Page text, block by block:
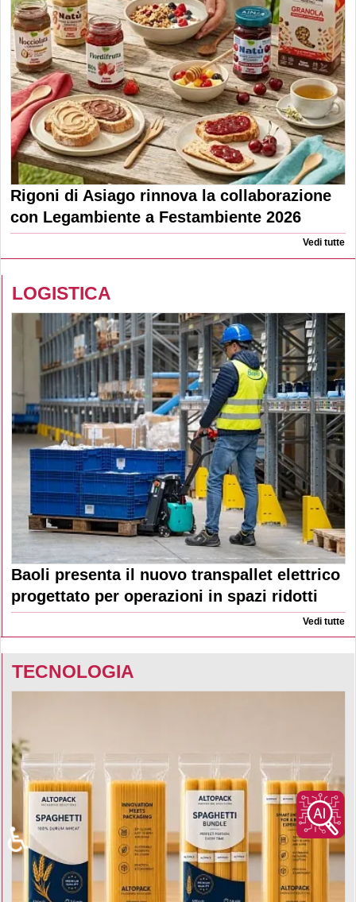
Rigoni di Asiago rinnova la collaborazione
con Legambiente a Festambiente 2026
Vedi tutte
LOGISTICA
Baoli presenta il nuovo transpallet elettrico
progettato per operazioni in spazi ridotti
Vedi tutte
TECNOLOGIA